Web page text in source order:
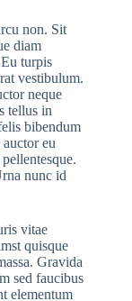
non. Sit
diam
turpis
vestibulum.
neque
tellus in
bibendum
eu
nunc id
vitae
quisque
Gravida
sed faucibus
elementum